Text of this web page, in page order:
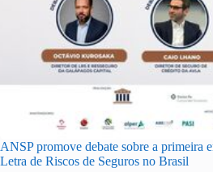
ANSP promove debate sobre a primeira
Letra de Riscos de Seguros no Brasil